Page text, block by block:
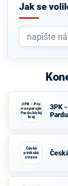
Jak se
3PK - Pro
prosperující
Pardubický
kraj
3PK
Česká
pirátská
strana